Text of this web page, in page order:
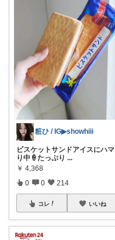
粧ひ / IG▶showhiii
ビスケットサンドアイスにハマ
り中🍦たっぷり ...
￥ 4,368
0 0 214
コレ いいね